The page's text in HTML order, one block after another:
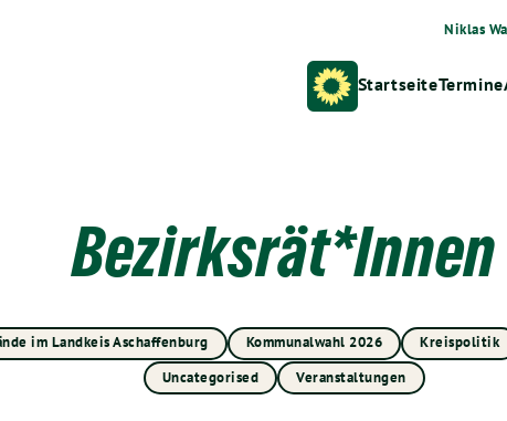
Niklas
StartseiteTermine
Bezirksrät*Innen
im Landkeis Aschaffenburg Kommunalwahl 2026 Kreispolitik
Uncategorised
Veranstaltungen